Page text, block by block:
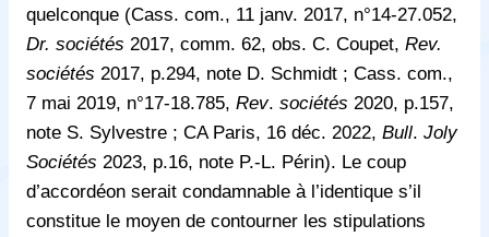
quelconque (Cass. com., 11 janv. 2017, n°14-27.052,
Dr. sociétés 2017, comm. 62, obs. C. Coupet, Rev.
sociétés 2017, p.294, note D. Schmidt ; Cass. com.,
7 mai 2019, n°17-18.785, Rev. sociétés 2020, p.157,
note S. Sylvestre ; CA Paris, 16 déc. 2022, Bull. Joly
Sociétés 2023, p.16, note P.-L. Périn). Le coup
d’accordéon serait condamnable à l’identique s’il
constitue le moyen de contourner les stipulations